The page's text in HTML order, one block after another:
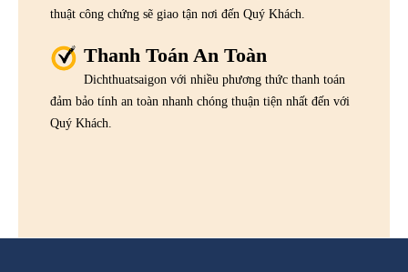
thuật công chứng sẽ giao tận nơi đến Quý Khách.
Thanh Toán An Toàn
Dichthuatsaigon với nhiều phương thức thanh toán
đảm bảo tính an toàn nhanh chóng thuận tiện nhất đến với
Quý Khách.